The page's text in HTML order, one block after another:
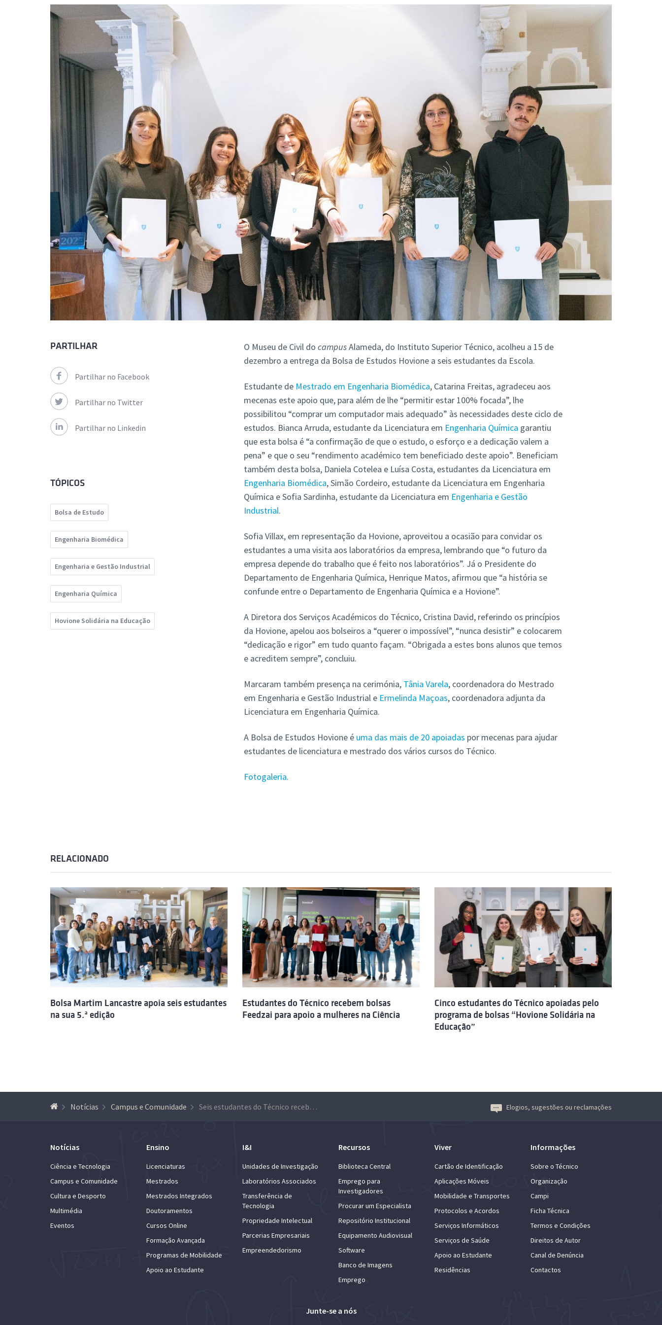
Formação Avançada
Acreditações A3ES
O Museu de Civil do campusAlameda, do Instituto Superior Técnico, acolheu a 15 de
dezembro a entrega da Bolsa de Estudos Hovione a seis estudantes da Escola.
Estudante de Mestrado em Engenharia Biomédica, Catarina Freitas, agradeceu aos
mecenas este apoio que, para além de lhe “permitir estar 100% focada”, lhe
possibilitou “comprar um computador mais adequado” às necessidades deste ciclo de
estudos. Bianca Arruda, estudante da Licenciatura em Engenharia Química garantiu
que esta bolsa é “a confirmação de que o estudo, o esforço e a dedicação valem a
pena” e que o seu “rendimento académico tem beneficiado deste apoio”. Beneficiam
também desta bolsa, Daniela Cotelea e Luísa Costa, estudantes da Licenciatura em
Engenharia Biomédica, Simão Cordeiro, estudante da Licenciatura em Engenharia
Química e Sofia Sardinha, estudante da Licenciatura em Engenharia e Gestão
Industrial.
Sofia Villax, em representação da Hovione, aproveitou a ocasião para convidar os
estudantes a uma visita aos laboratórios da empresa, lembrando que “o futuro da
empresa depende do trabalho que é feito nos laboratórios”. Já o Presidente do
Departamento de Engenharia Química, Henrique Matos, afirmou que “a história se
confunde entre o Departamento de Engenharia Química e a Hovione”.
A Diretora dos Serviços Académicos do Técnico, Cristina David, referindo os princípios
da Hovione, apelou aos bolseiros a “querer o impossível”, “nunca desistir” e colocarem
“dedicação e rigor” em tudo quanto façam. “Obrigada a estes bons alunos que temos
e acreditem sempre”, concluiu.
Marcaram também presença na cerimónia, Tânia Varela, coordenadora do Mestrado
em Engenharia e Gestão Industrial e Ermelinda Maçoas, coordenadora adjunta da
Licenciatura em Engenharia Química.
A Bolsa de Estudos Hovione éuma das mais de 20 apoiadas por mecenas para ajudar
estudantes de licenciatura e mestrado dos vários cursos do Técnico.
Fotogaleria.
PARTILHAR
Partilhar no Facebook
Partilhar no Twitter
Partilhar no Linkedin
TÓPICOS
Bolsa de Estudo
Engenharia Biomédica
Engenharia e Gestão Industrial
Engenharia Química
Hovione Solidária na Educação
RELACIONADO
Bolsa Martim Lancastre apoia seis estudantes
na sua 5.ª edição
Estudantes do Técnico recebem bolsas
Feedzai para apoio a mulheres na Ciência
Cinco estudantes do Técnico apoiadas pelo
programa de bolsas “Hovione Solidária na
Educação”
Notícias Campus e Comunidade Seis estudantes do Técnico recebem apoio da Hovione Elogios, sugestões ou reclamações
Notícias
Ciência e Tecnologia
Campus e Comunidade
Cultura e Desporto
Multimédia
Eventos
Ensino
Licenciaturas
Mestrados
Mestrados Integrados
Doutoramentos
Cursos Online
Formação Avançada
Programas de Mobilidade
Apoio ao Estudante
I&I
Unidades de Investigação
Laboratórios Associados
Transferência de
Tecnologia
Propriedade Intelectual
Parcerias Empresariais
Empreendedorismo
Recursos
Biblioteca Central
Emprego para
Investigadores
Procurar um Especialista
Repositório Institucional
Equipamento Audiovisual
Software
Banco de Imagens
Emprego
Viver
Cartão de Identificação
Aplicações Móveis
Mobilidade e Transportes
Protocolos e Acordos
Serviços Informáticos
Serviços de Saúde
Apoio ao Estudante
Residências
Informações
Sobre o Técnico
Organização
Campi
Ficha Técnica
Termos e Condições
Direitos de Autor
Canal de Denúncia
Contactos
Junte-se a nós